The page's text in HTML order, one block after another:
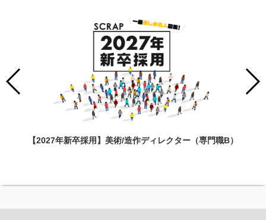
【2027年新卒採用】美術/造作ディレクター（専門職B）